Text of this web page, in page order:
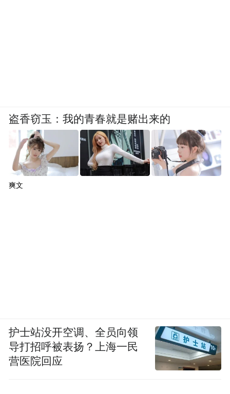
盗香窃玉：我的青春就是赌出来的
爽文
护士站没开空调、全员向领
导打招呼被表扬？上海一民
营医院回应